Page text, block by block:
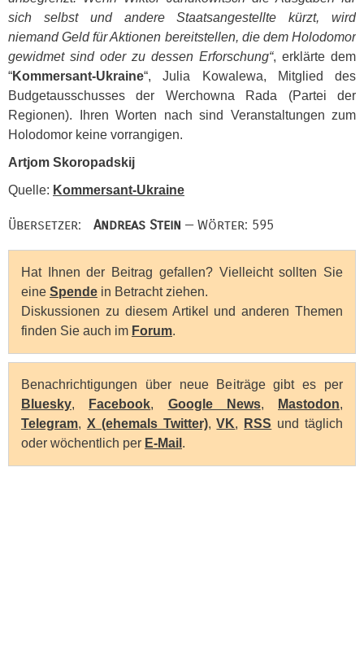
sich selbst und andere Staatsangestellte kürzt, wird
niemand Geld für Aktionen bereitstellen, die dem Holodomor
gewidmet sind oder zu dessen Erforschung“, erklärte dem
“Kommersant-Ukraine“, Julia Kowalewa, Mitglied des
Budgetausschusses der Werchowna Rada (Partei der
Regionen). Ihren Worten nach sind Veranstaltungen zum
Holodomor keine vorrangigen.
Artjom Skoropadskij
Quelle: Kommersant-Ukraine
Übersetzer: Andreas Stein — Wörter: 595
Hat Ihnen der Beitrag gefallen? Vielleicht sollten Sie
eine Spende in Betracht ziehen.
Diskussionen zu diesem Artikel und anderen Themen
finden Sie auch im Forum.
Benachrichtigungen über neue Beiträge gibt es per
Bluesky, Facebook, Google News, Mastodon,
Telegram, X (ehemals Twitter),VK, RSS und täglich
oder wöchentlich per E-Mail .